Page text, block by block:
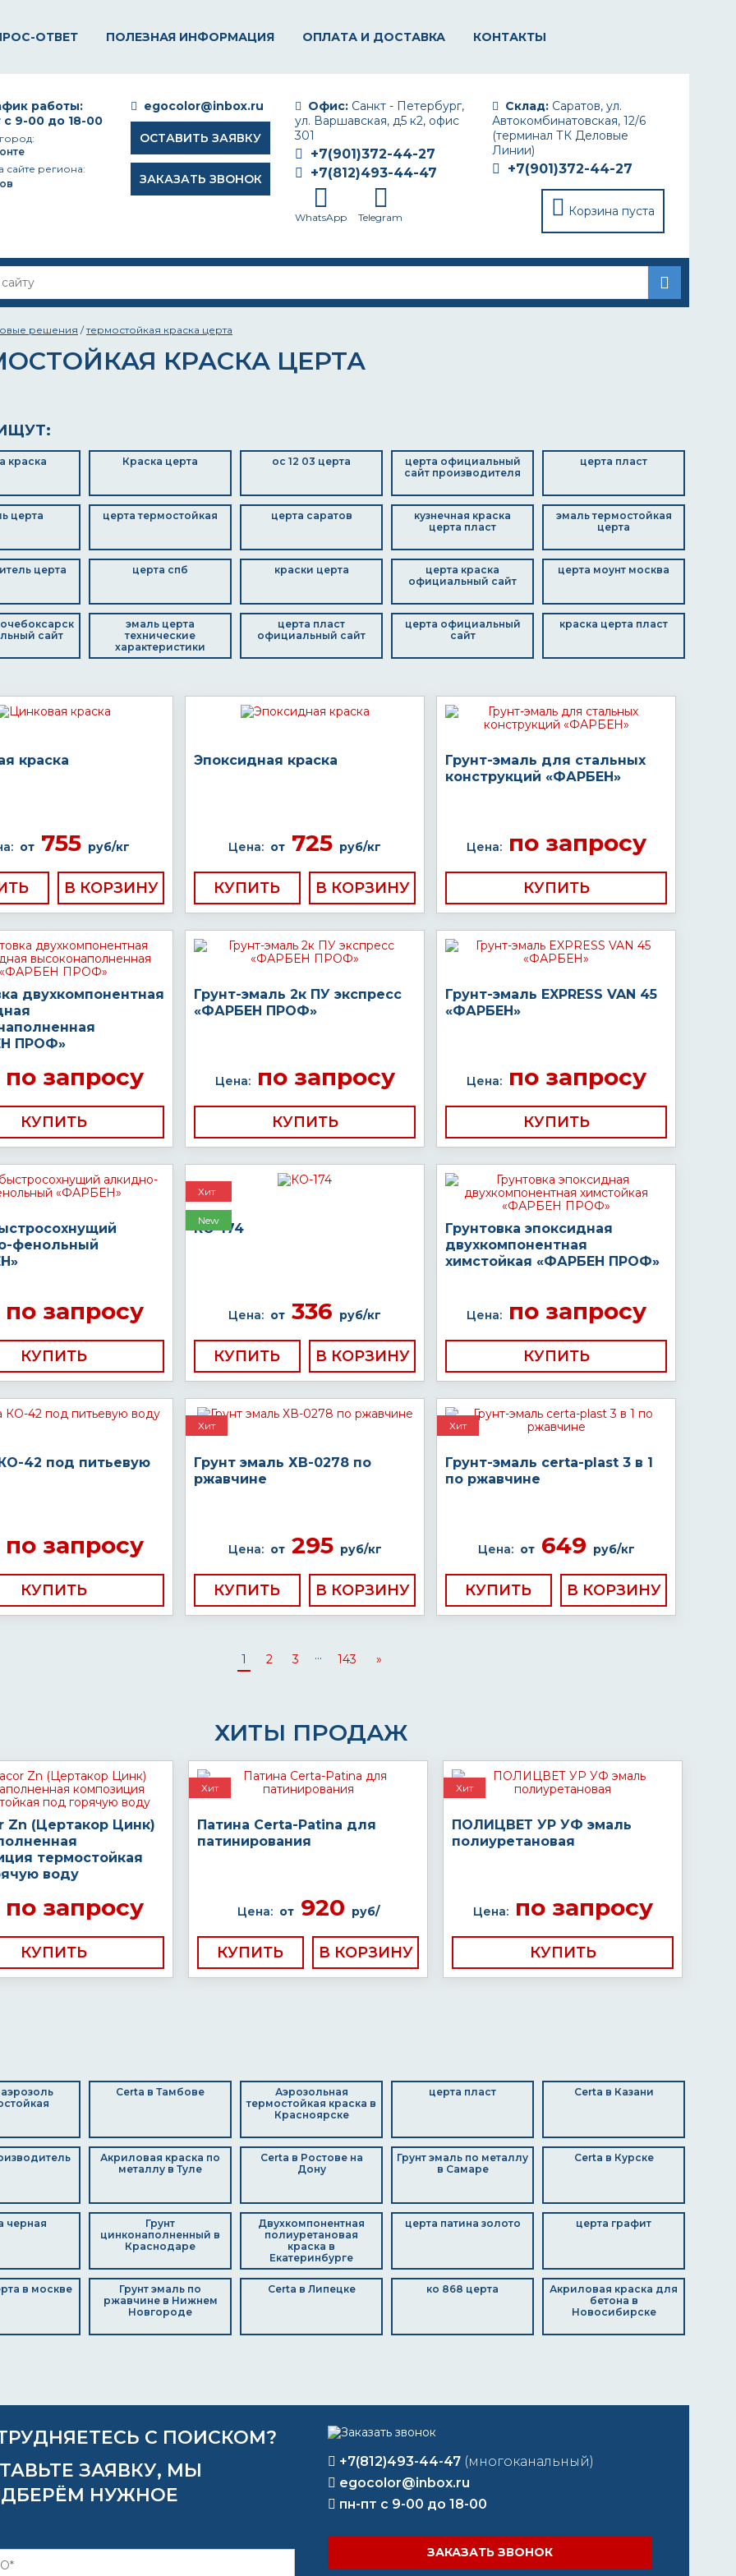
ОТВЕТ ПОЛЕЗНАЯ ИНФОРМАЦИЯ ОПЛАТА И ДОСТАВКА КОНТАКТЫ
Склад: Саратов, ул.
Автокомбинатовская, 12/6
(терминал ТК Деловые
Линии)
+7(901)372-44-27
Корзина пуста
Офис: Санкт - Петербург,
ул. Варшавская, д5 к2, офис
301
+7(901)372-44-27
+7(812)493-44-47
WhatsApp Telegram
egocolor@inbox.ru
ОСТАВИТЬ ЗАЯВКУ
ЗАКАЗАТЬ ЗВОНОК
работы:
с 9-00 до 18-00
сайте региона:
решения /термостойкая краска церта
КРАСКА ЦЕРТА
краска Краска церта ос 12 03 церта
церта официальный
сайт производителя
церта пласт
церта церта термостойкая церта саратов
кузнечная краска
церта пласт
эмаль термостойкая
церта
церта церта спб краски церта
церта краска
официальный сайт
церта моунт москва
сайт
эмаль церта
технические
характеристики
церта пласт
официальный сайт
церта официальный
сайт
краска церта пласт
краска
от755 руб/кг
Эпоксидная краска
Цена: от 725 руб/кг
КУПИТЬ
Грунт-эмаль для стальных
конструкций «ФАРБЕН»
Цена:по запросу
КУПИТЬ
двухкомпонентная
ПРОФ»
запросу
КУПИТЬ
Грунт-эмаль 2к ПУ экспресс
«ФАРБЕН ПРОФ»
Цена:по запросу
КУПИТЬ
Грунт-эмаль EXPRESS VAN 45
«ФАРБЕН»
Цена:по запросу
КУПИТЬ
фенольный
запросу
КУПИТЬ
Хит
New
КО-174
Цена: от 336 руб/кг
КУПИТЬ
Грунтовка эпоксидная
двухкомпонентная
химстойкая «ФАРБЕН ПРОФ»
Цена:по запросу
КУПИТЬ
42 под питьевую
запросу
КУПИТЬ
Хит
Грунт эмаль ХВ-0278 по
ржавчине
Цена: от295 руб/кг
КУПИТЬ
Хит
Грунт-эмаль certa-plast 3 в 1
по ржавчине
Цена: от649 руб/кг
КУПИТЬ
1 2 3 ... 143 »
ХИТЫ ПРОДАЖ
Zn (Цертакор Цинк)
термостойкая
воду
запросу
КУПИТЬ
Хит
Патина Certa-Patina для
патинирования
Цена: от920 руб/
КУПИТЬ
Хит
ПОЛИЦВЕТ УР УФ эмаль
полиуретановая
Цена:по запросу
КУПИТЬ
Certa в Тамбове
Аэрозольная
термостойкая краска в
Красноярске
церта пласт Certa в Казани
Акриловая краска по
металлу в Туле
Certa в Ростове на
Дону
Грунт эмаль по металлу
в Самаре
Certa в Курске
черная
Грунт
цинконаполненный в
Краснодаре
Двухкомпонентная
полиуретановая
краска в
Екатеринбурге
церта патина золото церта графит
в москве
Грунт эмаль по
ржавчине в Нижнем
Новгороде
Certa в Липецке ко 868 церта
Акриловая краска для
бетона в
Новосибирске
С ПОИСКОМ?
ЗАЯВКУ, МЫ
НУЖНОЕ
+7(812)493-44-47 (многоканальный)
egocolor@inbox.ru
пн-пт с 9-00 до 18-00
ЗАКАЗАТЬ ЗВОНОК